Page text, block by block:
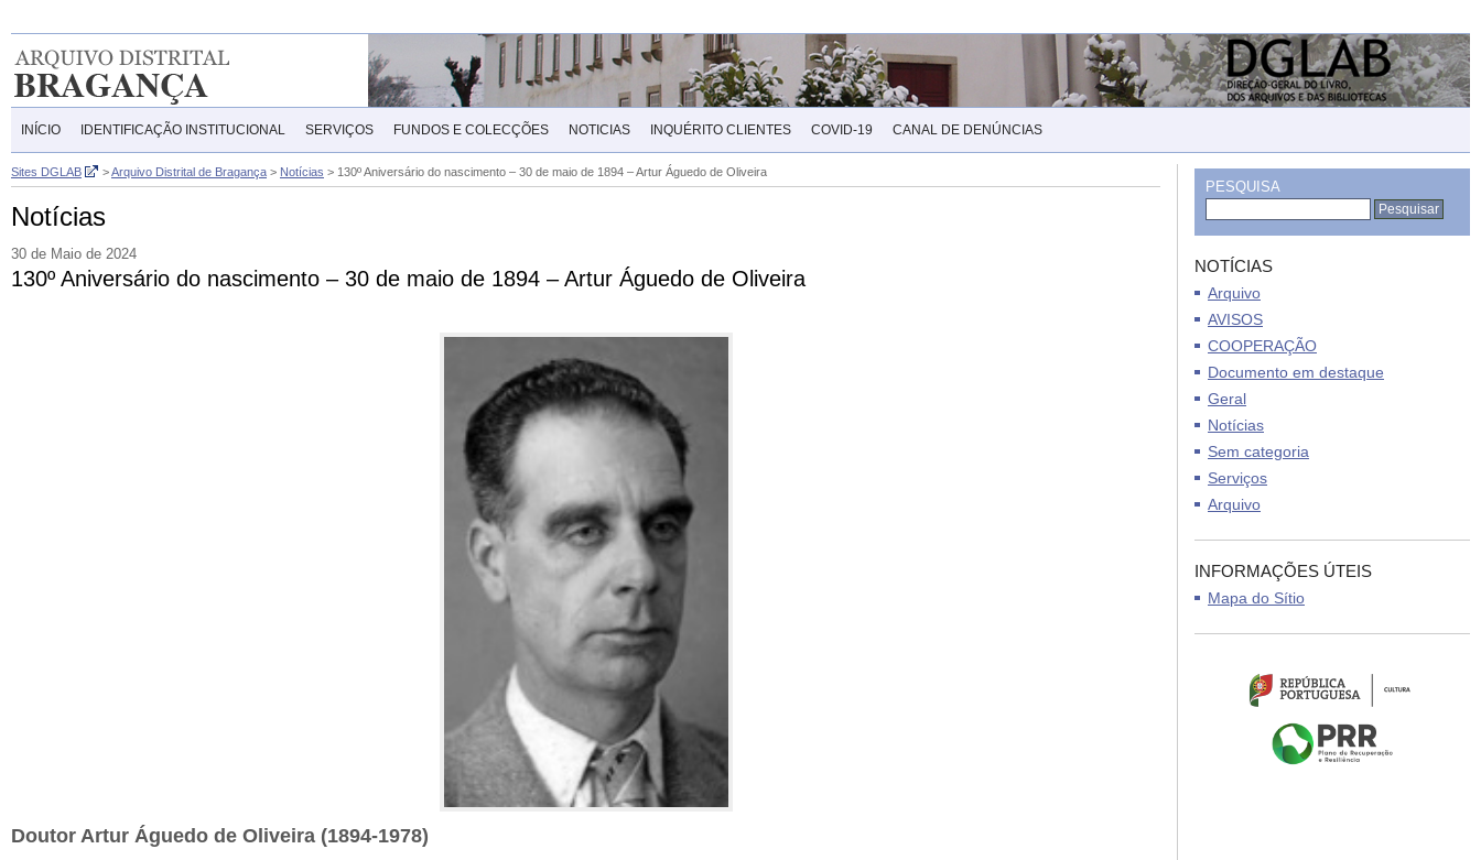
INÍCIO IDENTIFICAÇÃO INSTITUCIONAL SERVIÇOS FUNDOS E COLECÇÕES NOTICIAS INQUÉRITO CLIENTES COVID-19 CANAL DE DENÚNCIAS
Sites DGLAB >Arquivo Distrital de Bragança > Notícias > 130º Aniversário do nascimento – 30 de maio de 1894 – Artur Águedo de Oliveira
Notícias
30 de Maio de 2024
130º Aniversário do nascimento – 30 de maio de 1894 – Artur Águedo de Oliveira
Doutor Artur Águedo de Oliveira (1894-1978)
PESQUISA
NOTÍCIAS
Arquivo
AVISOS
COOPERAÇÃO
Documento em destaque
Geral
Notícias
Sem categoria
Serviços
Arquivo
INFORMAÇÕES ÚTEIS
Mapa do Sítio